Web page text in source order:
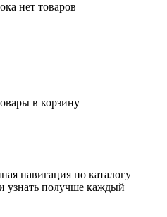
нет товаров
в корзину
навигация по каталогу
узнать получше каждый